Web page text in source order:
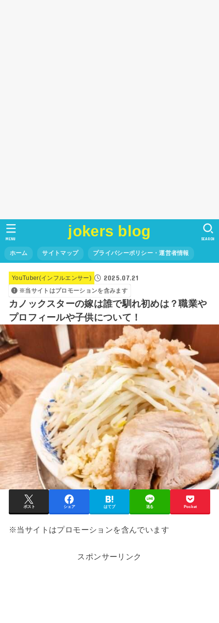
jokers blog
ホーム サイトマップ プライバシーポリシー・運営者情報
SEARCH
MENU
YouTuber(インフルエンサー) 2025.07.21
※当サイトはプロモーションを含みます
カノックスターの嫁は誰で馴れ初めは？職業や
プロフィールや子供について！
ポスト シェア はてブ 送る Pocket
※当サイトはプロモーションを含んでいます
スポンサーリンク